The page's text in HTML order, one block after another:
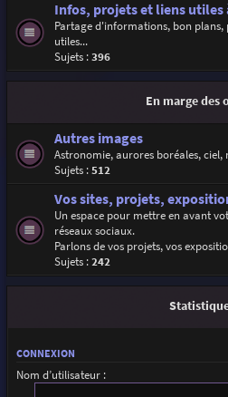
Infos, projets et liens utiles
Partage d'informations, bon
utiles...
Sujets :396
En marge des
Autres images
Astronomie, aurores boréales, ciel,
Sujets :512
Vos sites, projets,
Un espace pour mettre en avant
réseaux sociaux.
Parlons de vos projets, vos
Sujets :242
CONNEXION
Nom d’utilisateur :